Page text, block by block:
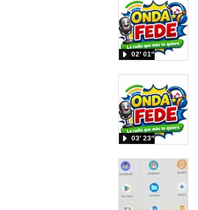
02′ 01″
03′ 23″